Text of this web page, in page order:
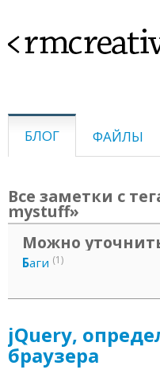
<rmcreative>
БЛОГ ФАЙЛЫ
Все заметки с
mystuff»
Можно
Баги (1)
jQuery,
браузера